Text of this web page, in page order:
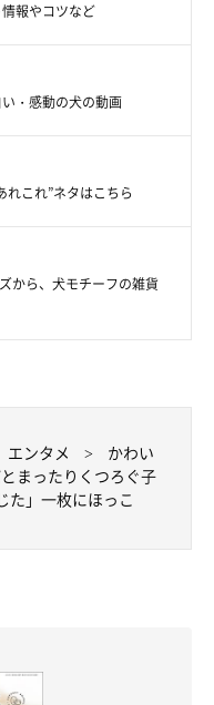
報やコツなど
・感動の犬の動画
れこれ”ネタはこちら
から、犬モチーフの雑貨
エンタメ
かわい
まったりくつろぐ子
」一枚にほっこ